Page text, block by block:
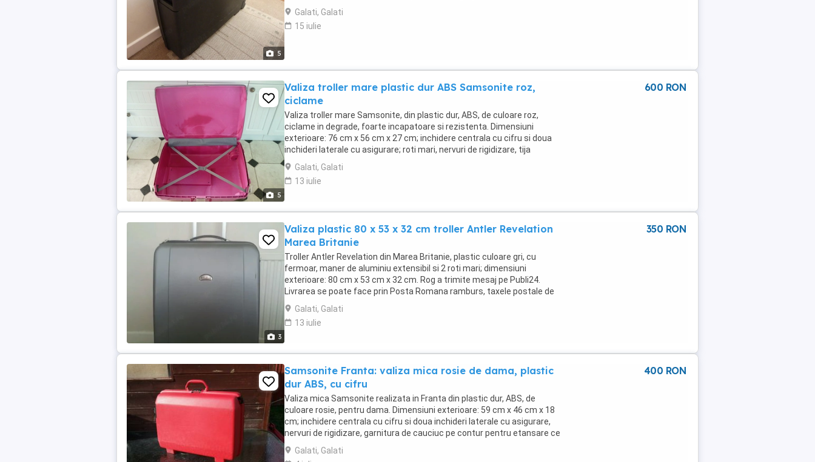
5
roti) de 54 cm x 44 ...
Galati, Galati
15 iulie
5
Valiza troller mare plastic dur ABS Samsonite roz,
ciclame
Valiza troller mare Samsonite, din plastic dur, ABS, de culoare roz,
ciclame in degrade, foarte incapatoare si rezistenta. Dimensiuni
exterioare: 76 cm x 56 cm x 27 cm; inchidere centrala cu cifru si doua
inchideri laterale cu asigurare; roti mari, nervuri de rigidizare, tija
extensibila de tragere pentru ...
Galati, Galati
13 iulie
600 RON
3
Valiza plastic 80 x 53 x 32 cm troller Antler Revelation
Marea Britanie
Troller Antler Revelation din Marea Britanie, plastic culoare gri, cu
fermoar, maner de aluminiu extensibil si 2 roti mari; dimensiuni
exterioare: 80 cm x 53 cm x 32 cm. Rog a trimite mesaj pe Publi24.
Livrarea se poate face prin Posta Romana ramburs, taxele postale de
40 lei fiind achitate de cump ...
Galati, Galati
13 iulie
350 RON
Samsonite Franta: valiza mica rosie de dama, plastic
dur ABS, cu cifru
Valiza mica Samsonite realizata in Franta din plastic dur, ABS, de
culoare rosie, pentru dama. Dimensiuni exterioare: 59 cm x 46 cm x 18
cm; inchidere centrala cu cifru si doua inchideri laterale cu asigurare,
nervuri de rigidizare, garnitura de cauciuc pe contur pentru etansare ce
asigura pastrarea ...
Galati, Galati
400 RON